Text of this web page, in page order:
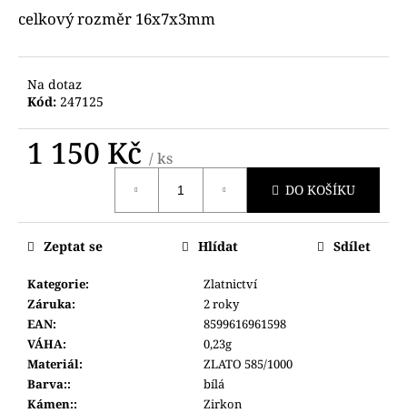
celkový rozměr 16x7x3mm
Na dotaz
Kód: 247125
1 150 Kč / ks
DO KOŠÍKU
Kategorie:
Zlatnictví
Záruka:
2 roky
EAN:
8599616961598
VÁHA:
0,23g
Materiál:
ZLATO 585/1000
Barva::
bílá
Kámen:: Zirkon
Zeptat se Hlídat Sdílet
r
u
e
m
GA-
3AER
SHOCK
COCA
COLA
(619)
490
Kč